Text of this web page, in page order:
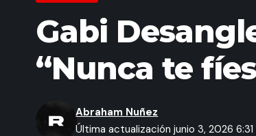
Gabi
“Nunca te
Última actualización junio 3, 2026 6:31
Abraham Nuñez